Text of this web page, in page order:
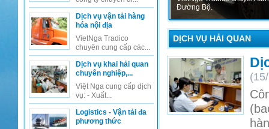
Dịch vụ vận tải hàng
hóa nội địa
VietNga Tradico
chuyên cung cấp các...
Dịch vụ khai hải quan
chuyên nghiệp,...
Việt Nga cung cấp dịch
vụ: - Xuất...
Logistics - Vận tải đa
phương thức
Đường Bộ.
DỊCH VỤ HẢI QUAN